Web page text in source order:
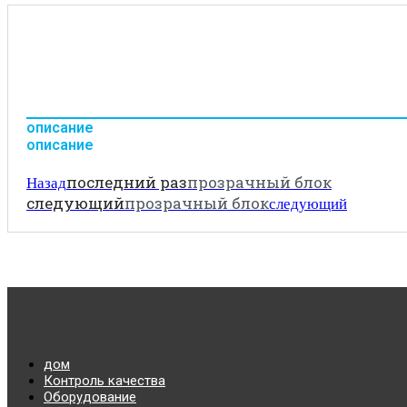
описание
описание
Назадпоследний разпрозрачный блок
следующийпрозрачный блокследующий
дом
Контроль качества
Оборудование